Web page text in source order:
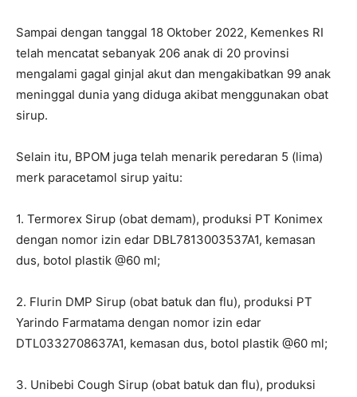
Sampai dengan tanggal 18 Oktober 2022, Kemenkes RI
telah mencatat sebanyak 206 anak di 20 provinsi
mengalami gagal ginjal akut dan mengakibatkan 99 anak
meninggal dunia yang diduga akibat menggunakan obat
sirup.
Selain itu, BPOM juga telah menarik peredaran 5 (lima)
merk paracetamol sirup yaitu:
1. Termorex Sirup (obat demam), produksi PT Konimex
dengan nomor izin edar DBL7813003537A1, kemasan
dus, botol plastik @60 ml;
2. Flurin DMP Sirup (obat batuk dan flu), produksi PT
Yarindo Farmatama dengan nomor izin edar
DTL0332708637A1, kemasan dus, botol plastik @60 ml;
3. Unibebi Cough Sirup (obat batuk dan flu), produksi